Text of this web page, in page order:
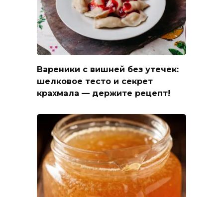
Вареники с вишней без утечек:
шелковое тесто и секрет
крахмала — держите рецепт!